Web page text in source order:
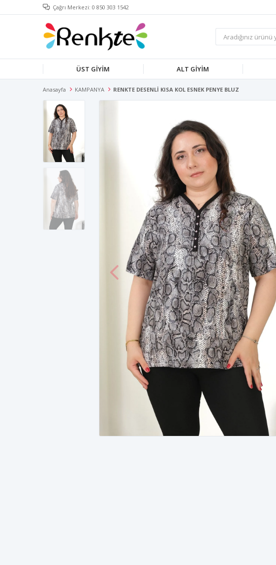
Çağrı Merkezi: 0 850 303 1542
ÜST GİYİM ALT GİYİM
Anasayfa KAMPANYA RENKTE DESENLİ KISA KOL ESNEK PENYE BLUZ